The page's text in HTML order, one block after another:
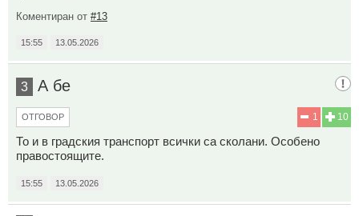
Коментиран от #13
15:55 13.05.2026
3 А бе
10
1
ОТГОВОР
То и в градския транспорт всички са сколани. Особено
правостоящите.
15:55 13.05.2026